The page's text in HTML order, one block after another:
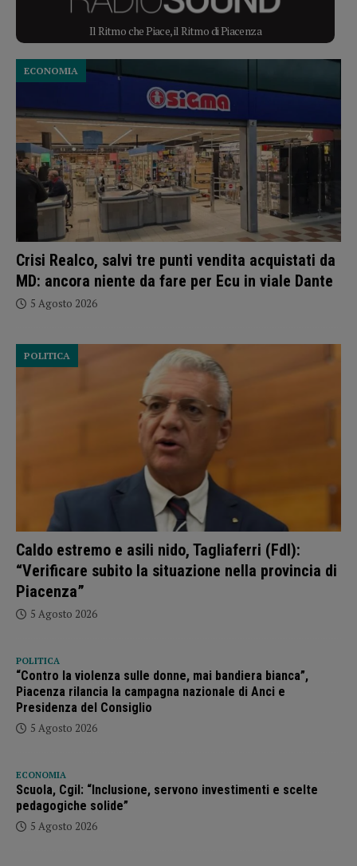
Il Ritmo che Piace, il Ritmo di Piacenza
Crisi Realco, salvi tre punti vendita acquistati da
MD: ancora niente da fare per Ecu in viale Dante
ECONOMIA
5 Agosto 2026
Caldo estremo e asili nido, Tagliaferri (FdI):
“Verificare subito la situazione nella provincia di
Piacenza”
POLITICA
5 Agosto 2026
POLITICA
“Contro la violenza sulle donne, mai bandiera bianca”,
Piacenza rilancia la campagna nazionale di Anci e
Presidenza del Consiglio
5 Agosto 2026
ECONOMIA
Scuola, Cgil: “Inclusione, servono investimenti e scelte
pedagogiche solide”
5 Agosto 2026